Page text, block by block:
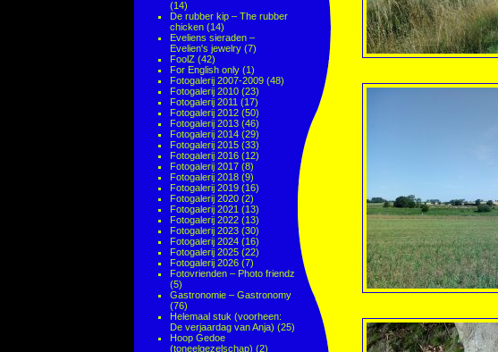
(14)
De rubber kip – The rubber
chicken (14)
Eveliens sieraden –
Evelien's jewelry (7)
FoolZ (42)
For English only (1)
Fotogalerij 2007-2009 (48)
Fotogalerij 2010 (23)
Fotogalerij 2011 (17)
Fotogalerij 2012 (50)
Fotogalerij 2013 (46)
Fotogalerij 2014 (29)
Fotogalerij 2015 (33)
Fotogalerij 2016 (12)
Fotogalerij 2017 (8)
Fotogalerij 2018 (9)
Fotogalerij 2019 (16)
Fotogalerij 2020 (2)
Fotogalerij 2021 (13)
Fotogalerij 2022 (13)
Fotogalerij 2023 (30)
Fotogalerij 2024 (16)
Fotogalerij 2025 (22)
Fotogalerij 2026 (7)
Fotovrienden – Photo friendz
(5)
Gastronomie – Gastronomy
(76)
Helemaal stuk (voorheen:
De verjaardag van Anja) (25)
Hoop Gedoe
(toneelgezelschap) (2)